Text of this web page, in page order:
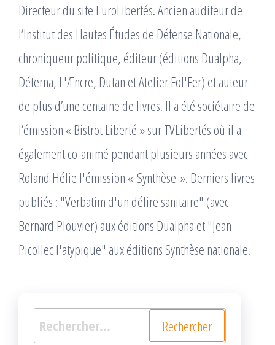
Directeur du site EuroLibertés. Ancien auditeur de
l’Institut des Hautes Études de Défense Nationale,
chroniqueur politique, éditeur (éditions Dualpha,
Déterna, L'Æncre, Dutan et Atelier Fol'Fer) et auteur
de plus d’une centaine de livres. Il a été sociétaire de
l’émission « Bistrot Liberté » sur TVLibertés où il a
également co-animé pendant plusieurs années avec
Roland Hélie l'émission « Synthèse ». Derniers livres
publiés : "Verbatim d'un délire sanitaire" (avec
Bernard Plouvier) aux éditions Dualpha et "Jean
Picollec l'atypique" aux éditions Synthèse nationale.
Rechercher :